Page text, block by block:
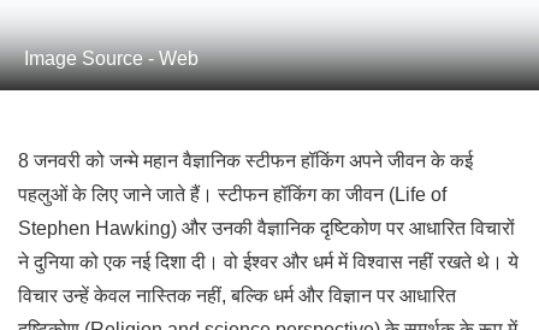
Image Source - Web
8 जनवरी को जन्मे महान वैज्ञानिक स्टीफन हॉकिंग अपने जीवन के कई
पहलुओं के लिए जाने जाते हैं। स्टीफन हॉकिंग का जीवन (Life of
Stephen Hawking) और उनकी वैज्ञानिक दृष्टिकोण पर आधारित विचारों
ने दुनिया को एक नई दिशा दी। वो ईश्वर और धर्म में विश्वास नहीं रखते थे। ये
विचार उन्हें केवल नास्तिक नहीं, बल्कि धर्म और विज्ञान पर आधारित